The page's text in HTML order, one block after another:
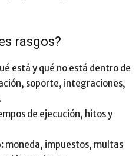
rasgos?
está y qué no está dentro de
soporte, integraciones,
de ejecución, hitos y
moneda, impuestos, multas